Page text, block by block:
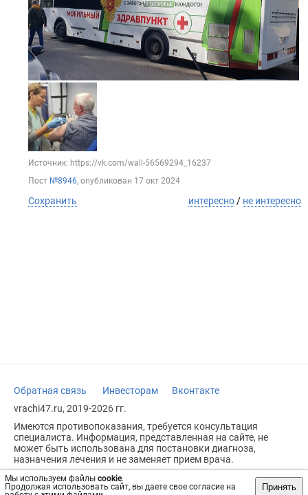
Мы используем файлы cookie.
Продолжая использовать сайт, вы даете свое согласие на
Принять
Источник: https://vk.com/wall-56569294_16237
Пост №8946, опубликован 17 окт 2024
Сохранить интересно/ не интересно
Обратная связь Инвесторам
Вконтакте
vrachi47.ru, 2019-2026 гг.
Имеются противопоказания, требуется консультация
специалиста. Информация, представленная на сайте, не
может быть использована для постановки диагноза,
назначения лечения и не заменяет прием врача.
Возрастное ограничение: 18+